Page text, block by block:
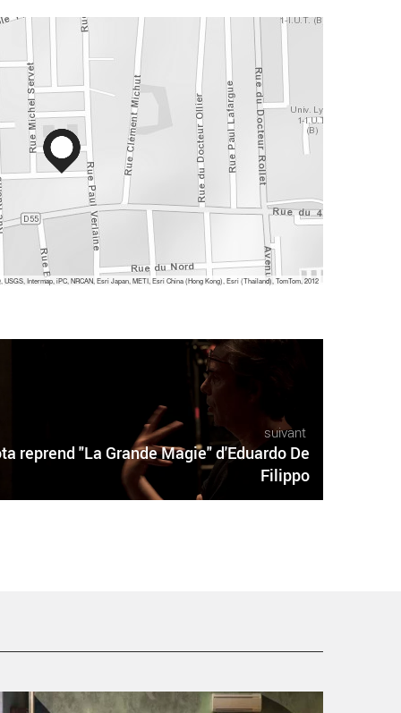
Intermap, iPC, NRCAN, Esri Japan, METI, Esri China (Hong Kong), Esri (Thailand), TomTom, 2012
suivant
reprend "La Grande Magie" d'Eduardo De
Filippo
de l’artiste après sa mort (France 41 –